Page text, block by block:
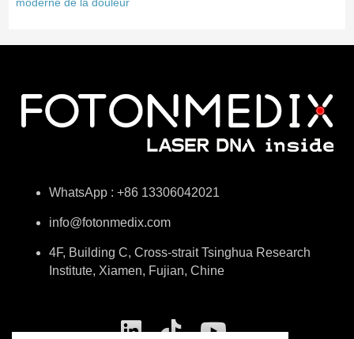
WhatsApp : +86 13306042021
info@fotonmedix.com
4F, Building C, Cross-strait Tsinghua Research
Institute, Xiamen, Fujian, Chine